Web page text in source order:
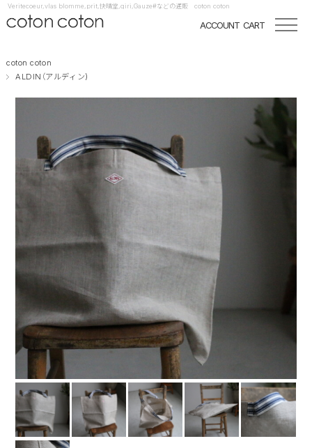
Veritecoeur,vlas blomme,prit,快晴堂,qiri,Gauze#などの通販 coton coton
ACCOUNT CART
coton coton
ALDIN（アルディン)